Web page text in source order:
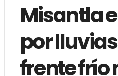
Misantla
por
frente frío